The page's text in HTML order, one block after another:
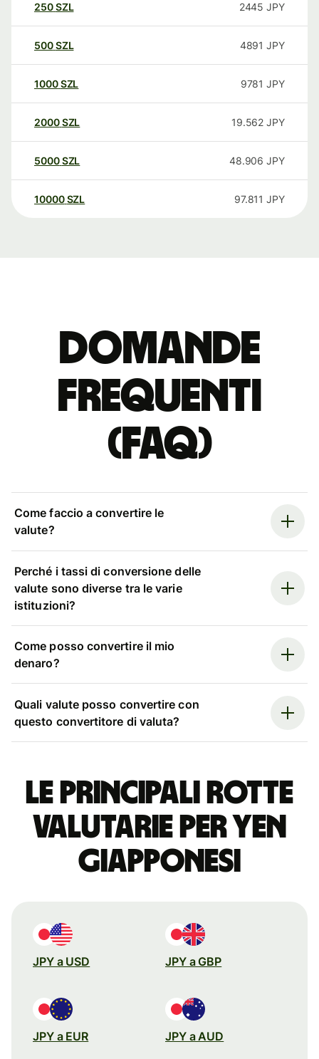
250SZL 2445 JPY
500SZL 4891 JPY
1000SZL 9781 JPY
2000SZL 19.562 JPY
5000SZL 48.906 JPY
10000 SZL 97.811 JPY
Domande
Frequenti
(FAQ)
Come faccio a convertire le
valute?
Perché i tassi di conversione delle
valute sono diverse tra le varie
istituzioni?
Come posso convertire il mio
denaro?
Quali valute posso convertire con
questo convertitore di valuta?
Le principali rotte
valutarie per yen
giapponesi
JPY a USD JPY a GBP
JPY a EUR JPY a AUD